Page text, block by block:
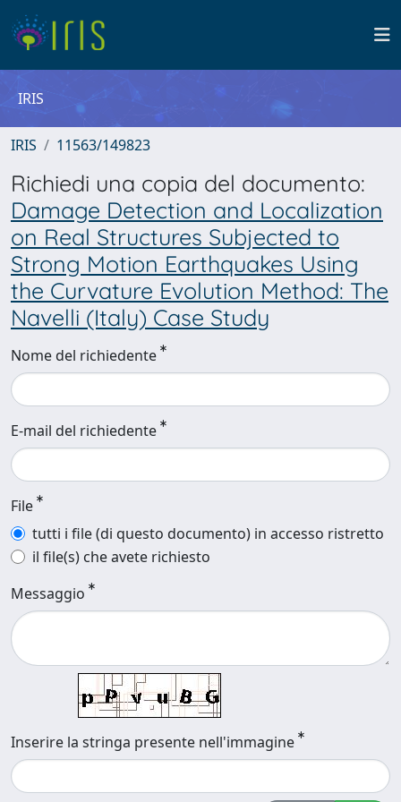
IRIS
IRIS 11563/149823
Richiedi una copia del documento:
Damage Detection and Localization
on Real Structures Subjected to
Strong Motion Earthquakes Using
the Curvature Evolution Method: The
Navelli (Italy) Case Study
Nome del richiedente
E-mail del richiedente
File
tutti i file (di questo documento) in accesso ristretto
il file(s) che avete richiesto
Messaggio
Inserire la stringa presente nell'immagine